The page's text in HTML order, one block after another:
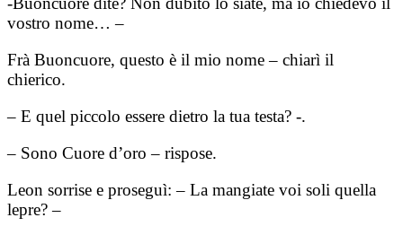
vostro nome… –
Frà Buoncuore, questo è il mio nome – chiarì il
chierico.
– E quel piccolo essere dietro la tua testa? -.
– Sono Cuore d’oro – rispose.
Leon sorrise e proseguì: – La mangiate voi soli quella
lepre? –